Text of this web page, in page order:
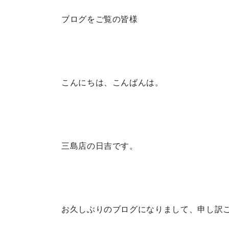
ブログをご覧の皆様
こんにちは、こんばんは。
三島店の日吉です。
お久しぶりのブログになりまして、申し訳